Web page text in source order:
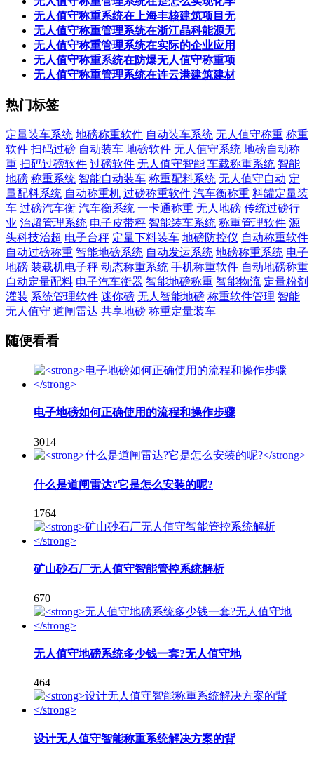
无人值守称重系统在上海丰核建筑项目无
无人值守称重管理系统在浙江晶科能源无
无人值守称重管理系统在实际的企业应用
无人值守称重系统在防爆无人值守称重项
无人值守称重管理系统在连云港建筑建材
热门标签
定量装车系统 地磅称重软件 自动装车系统 无人值守称重 称重
软件 扫码过磅 自动装车 地磅软件 无人值守系统 地磅自动称
重 扫码过磅软件 过磅软件 无人值守智能 车载称重系统 智能
地磅 称重系统 智能自动装车 称重配料系统 无人值守自动 定
量配料系统 自动称重机 过磅称重软件 汽车衡称重 料罐定量装
车 过磅汽车衡 汽车衡系统 一卡通称重 无人地磅 传统过磅行
业 治超管理系统 电子皮带秤 智能装车系统 称重管理软件 源
头科技治超 电子台秤 定量下料装车 地磅防控仪 自动称重软件
自动过磅称重 智能地磅系统 自动发运系统 地磅称重系统 电子
地磅 装载机电子秤 动态称重系统 手机称重软件 自动地磅称重
自动定量配料 电子汽车衡器 智能地磅称重 智能物流 定量粉剂
灌装 系统管理软件 迷你磅 无人智能地磅 称重软件管理 智能
无人值守 道闸雷达 共享地磅 称重定量装车
随便看看
电子地磅如何正确使用的流程和操作步骤
3014
什么是道闸雷达?它是怎么安装的呢?
1764
矿山砂石厂无人值守智能管控系统解析
670
无人值守地磅系统多少钱一套?无人值守地
464
设计无人值守智能称重系统解决方案的背